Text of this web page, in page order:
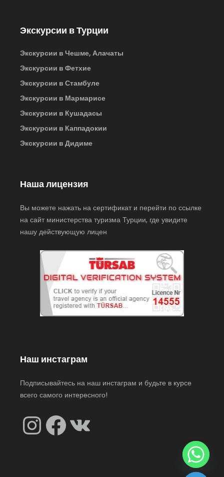
Экскурсии в Турции
Экскурсии в Чешме, Алачаты
Экскурсии в Фетхие
Экскурсии в Стамбуле
Экскурсии в Мармарисе
Экскурсии в Кушадасы
Экскурсии в Каппадокии
Экскурсии в Дидиме
Наша лицензия
Вы можете нажать на сертификат и перейти по ссылке
на сайт министерства туризма Турции, где увидите
нашу действующую лицен
Наш инстаграм
Подписывайтесь на наш инстаграм и будьте в курсе
всего самого интересного!
Instagram
Facebook
VK